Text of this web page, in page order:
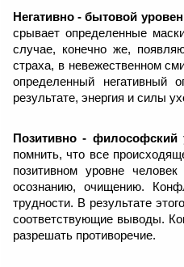
Негативно - бытовой
срывает определенные
случае, конечно же,
страха, в невежественном
определенный
результате, энергия и силы
Позитивно - философский
помнить, что все
позитивном уровне
осознанию, очищению.
трудности. В результате
соответствующие выводы.
разрешать противоречие.